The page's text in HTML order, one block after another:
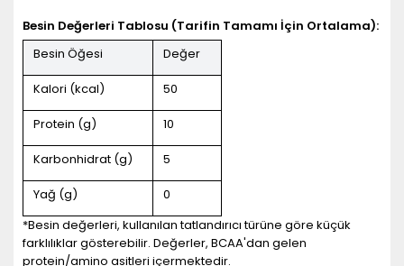
Besin Değerleri Tablosu (Tarifin Tamamı İçin Ortalama):
Besin Öğesi
Değer
Kalori (kcal) 50
Protein (g) 10
Karbonhidrat (g) 5
Yağ (g)
0
*Besin değerleri, kullanılan tatlandırıcı türüne göre küçük
farklılıklar gösterebilir. Değerler, BCAA'dan gelen
protein/amino asitleri içermektedir.